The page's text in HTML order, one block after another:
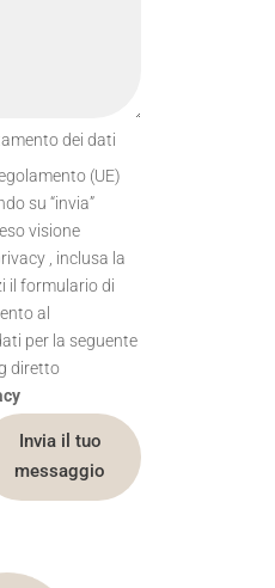
dei dati
(UE)
su “invia”
visione
, inclusa la
il formulario di
al
per la seguente
diretto
Invia il tuo
messaggio